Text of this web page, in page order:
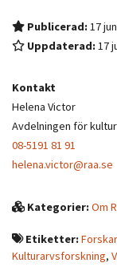
Publicerad:17
Uppdaterad:17
Kontakt
Helena Victor
Avdelningen för
08-5191 81 91
helena.victor@raa.se
Kategorier:Om
Etiketter:
Kulturarvsforskning,